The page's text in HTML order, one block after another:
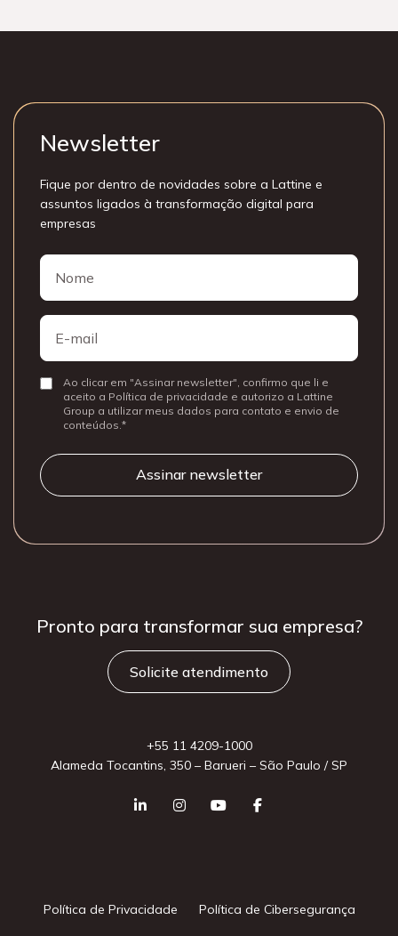
Newsletter
Fique por dentro de novidades sobre a Lattine e
assuntos ligados à transformação digital para
empresas
Nome
E-
mail
ConsentirAo clicar em "Assinar newsletter", confirmo que li e
aceito a Política de privacidade e autorizo a Lattine
Group a utilizar meus dados para contato e envio de
conteúdos.
Pronto para transformar sua empresa?
Solicite atendimento
+55 11 4209-1000
Alameda Tocantins, 350 – Barueri – São Paulo / SP
Política de Privacidade Política de Cibersegurança